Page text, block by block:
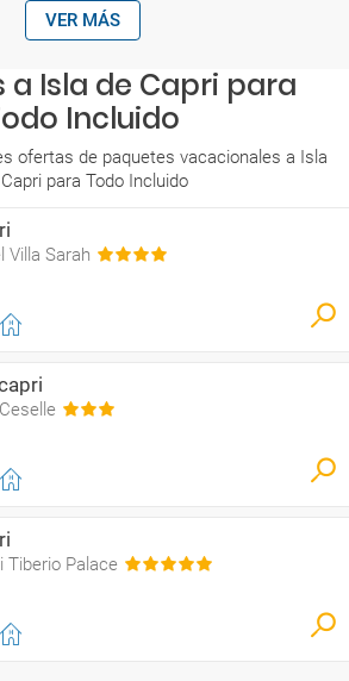
VER MÁS
a Isla de Capri para
Incluido
ofertas de paquetes vacacionales a Isla
para Todo Incluido
Villa Sarah
Tiberio Palace